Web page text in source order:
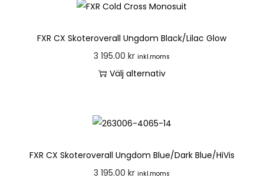
FXR CX Skoteroverall Ungdom Black/Lilac Glow
3 195.00kr inkl.moms
Välj alternativ
FXR CX Skoteroverall Ungdom Blue/Dark Blue/HiVis
3 195.00kr inkl.moms